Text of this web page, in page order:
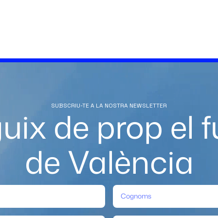
SUBSCRIU-TE A LA NOSTRA NEWSLETTER
de prop el
de València